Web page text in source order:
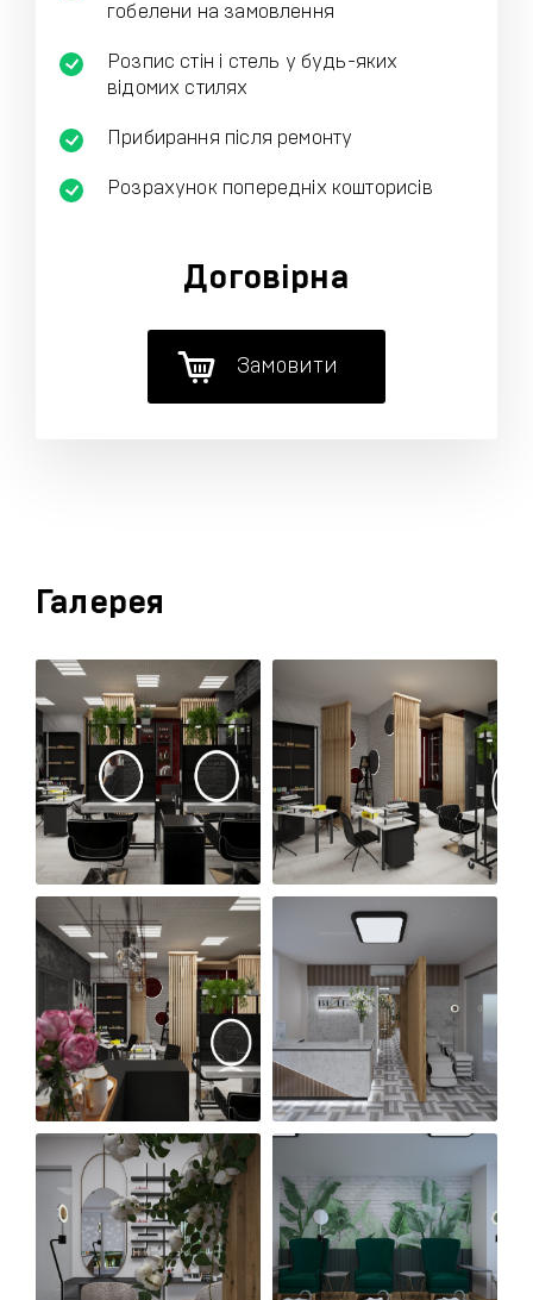
гобелени на замовлення
Розпис стін і стель у будь-яких
відомих стилях
Прибирання після ремонту
Розрахунок попередніх кошторисів
Договірна
Замовити
Галерея